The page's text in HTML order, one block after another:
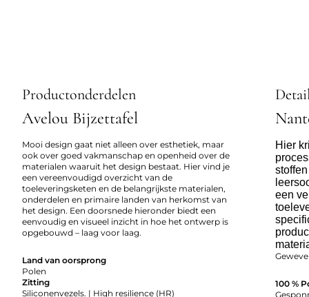
Productonderdelen
Avelou Bijzettafel
Mooi design gaat niet alleen over esthetiek, maar
ook over goed vakmanschap en openheid over de
materialen waaruit het design bestaat. Hier vind je
een vereenvoudigd overzicht van de
toeleveringsketen en de belangrijkste materialen,
onderdelen en primaire landen van herkomst van
het design. Een doorsnede hieronder biedt een
eenvoudig en visueel inzicht in hoe het ontwerp is
opgebouwd – laag voor laag.
Land van oorsprong
Polen
Zitting
Siliconenvezels. | High resilience (HR)
Hier
een
100 %